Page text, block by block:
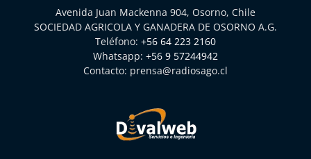
Avenida Juan Mackenna 904, Osorno, Chile
SOCIEDAD AGRICOLA Y GANADERA DE OSORNO A.G.
Teléfono: +56 64 223 2160
Whatsapp: +56 9 57244942
Contacto: prensa@radiosago.cl